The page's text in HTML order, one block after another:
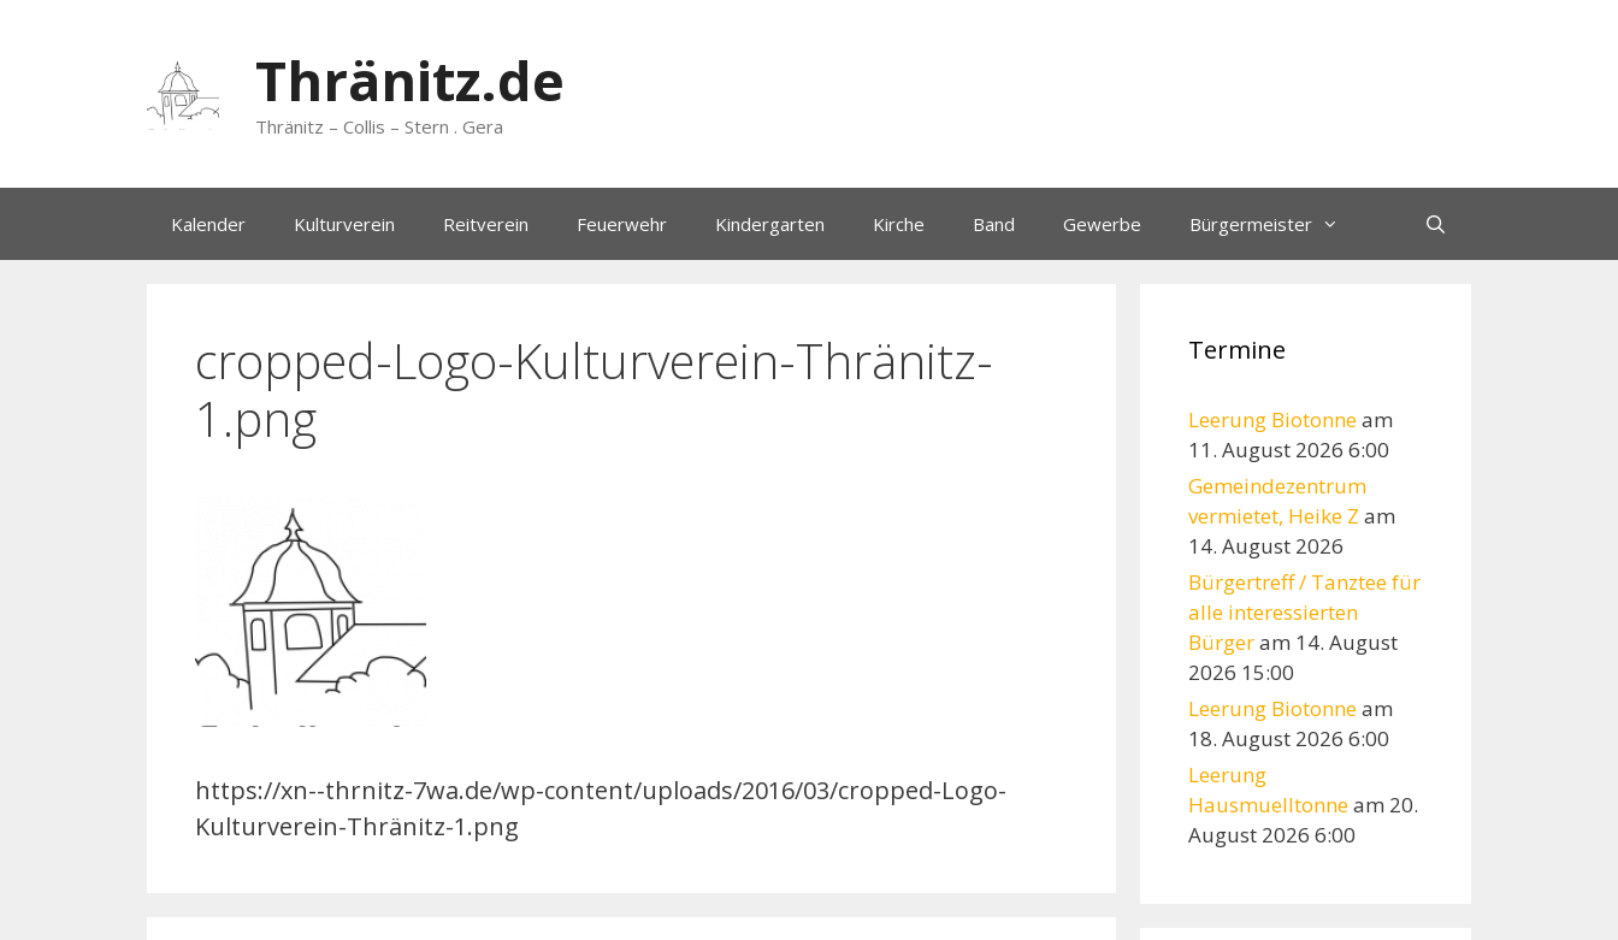
Thränitz.de
Thränitz – Collis – Stern . Gera
Kalender Kulturverein Reitverein Feuerwehr Kindergarten Kirche Band Gewerbe Bürgermeister
cropped-Logo-Kulturverein-Thränitz-
1.png
https://xn--thrnitz-7wa.de/wp-content/uploads/2016/03/cropped-Logo-
Kulturverein-Thränitz-1.png
Termine
Leerung Biotonneam
11. August 2026 6:00
Gemeindezentrum
vermietet, Heike Z am
14. August 2026
Bürgertreff / Tanztee für
alle interessierten
Bürgeram 14. August
2026 15:00
Leerung Biotonneam
18. August 2026 6:00
Leerung
Hausmuelltonneam 20.
August 2026 6:00